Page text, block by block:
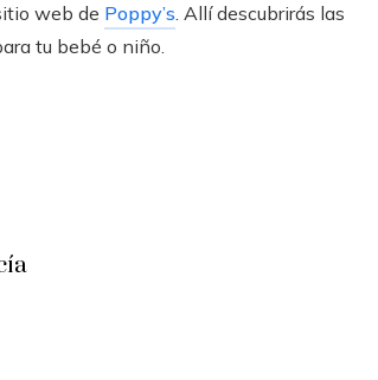
web de Poppy’s. Allí descubrirás las
tu bebé o niño.